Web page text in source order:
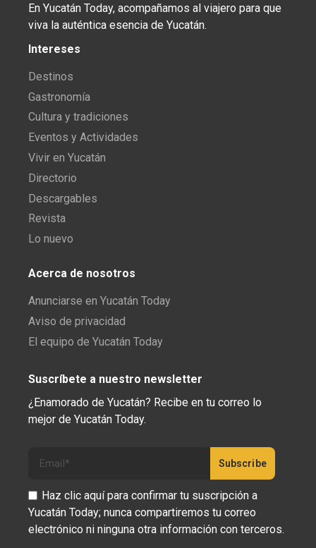
En Yucatán Today, acompañamos al viajero para que
viva la auténtica esencia de Yucatán.
Intereses
Destinos
Gastronomía
Cultura y tradiciones
Eventos y Actividades
Vivir en Yucatán
Directorio
Descargables
Revista
Lo nuevo
Acerca de nosotros
Anunciarse en Yucatán Today
Aviso de privacidad
El equipo de Yucatán Today
Suscríbete a nuestro newsletter
¿Enamorado de Yucatán? Recibe en tu correo lo
mejor de Yucatán Today.
Haz clic aquí para confirmar tu suscripción a
Yucatán Today; nunca compartiremos tu correo
electrónico ni ninguna otra información con terceros.